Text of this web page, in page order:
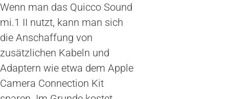
Wenn man das Quicco Sound
mi.1 II nutzt, kann man sich
die Anschaffung von
zusätzlichen Kabeln und
Adaptern wie etwa dem Apple
Camera Connection Kit